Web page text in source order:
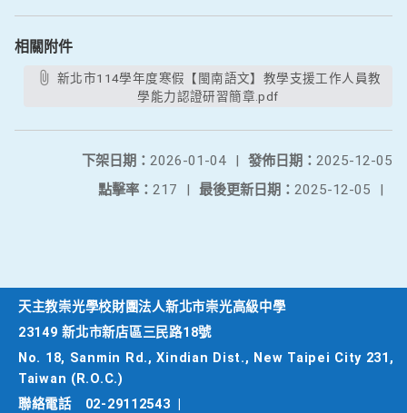
相關附件
學能力認證研習簡章.pdf
發佈日期： 2025-12-05
下架日期： 2026-01-04
|
最後更新日期： 2025-12-05 |
點擊率： 217 |
天主教崇光學校財團法人新北市崇光高級中學
23149 新北市新店區三民路18號
No. 18, Sanmin Rd., Xindian Dist., New Taipei City 231,
Taiwan (R.O.C.)
聯絡電話
02-29112543